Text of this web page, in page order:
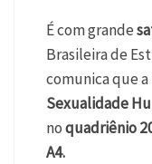
É com grande
Brasileira de
comunica que a
Sexualidade
noquadriênio
A4.